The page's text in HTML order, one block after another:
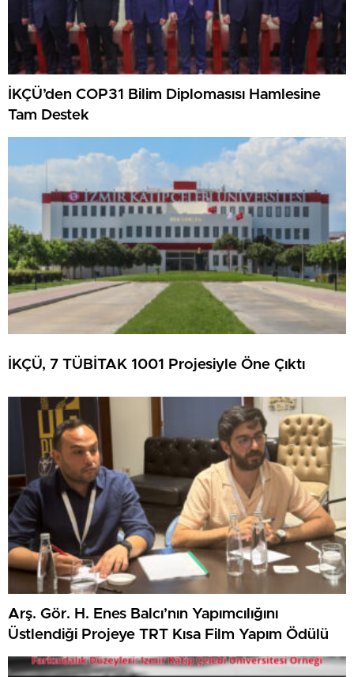
İKÇÜ’den COP31 Bilim Diplomasısı Hamlesine
Tam Destek
İKÇÜ, 7 TÜBİTAK 1001 Projesiyle Öne Çıktı
Arş. Gör. H. Enes Balcı’nın Yapımcılığını
Üstlendiği Projeye TRT Kısa Film Yapım Ödülü